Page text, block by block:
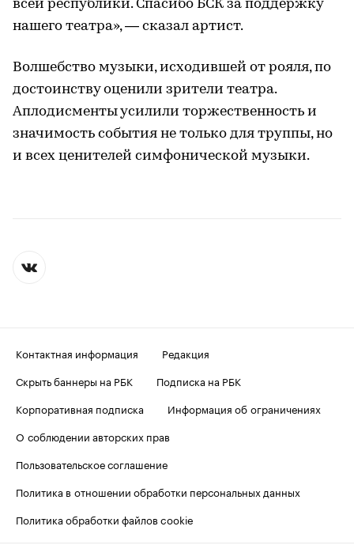
всей республики. Спасибо БСК за поддержку
нашего театра», — сказал артист.
Волшебство музыки, исходившей от рояля, по
достоинству оценили зрители театра.
Аплодисменты усилили торжественность и
значимость события не только для труппы, но
и всех ценителей симфонической музыки.
Контактная информация
Редакция
Скрыть баннеры на РБК
Подписка на РБК
Корпоративная подписка
Информация об ограничениях
О соблюдении авторских прав
Пользовательское соглашение
Политика в отношении обработки персональных данных
Политика обработки файлов cookie